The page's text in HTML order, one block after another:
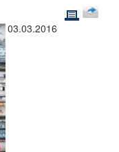
03.03.2016